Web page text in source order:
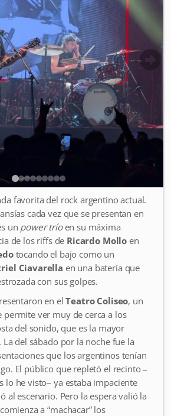
favorita del rock argentino actual.
cada vez que se presentan en
un power tríoen su máxima
de los riffs de Ricardo Mollo en
tocando el bajo como un
Ciavarella en una batería que
con sus golpes.
en elTeatro Coliseo, un
permite ver muy de cerca a los
del sonido, que es la mayor
del sábado por la noche fue la
que los argentinos tenían
El público que repletó el recinto –
lo he visto– ya estaba impaciente
al escenario. Pero la espera valió la
a “machacar” los